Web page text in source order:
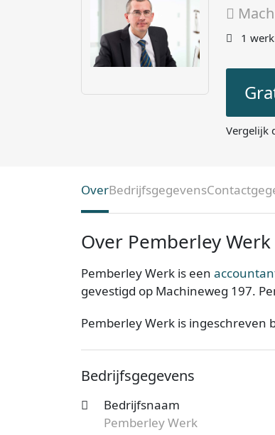
1
Vergelijk
OverBedrijfsgegevens
Over Pemberley Werk
Pemberley Werk is een
gevestigd op Machineweg 197.
Pemberley Werk is ingeschreven
vind je meer gegevens van dit
Op zoek naar een
mogelijkheden?Start nu je gratis
Bedrijfsgegevens
Bedrijfsnaam
Pemberley Werk